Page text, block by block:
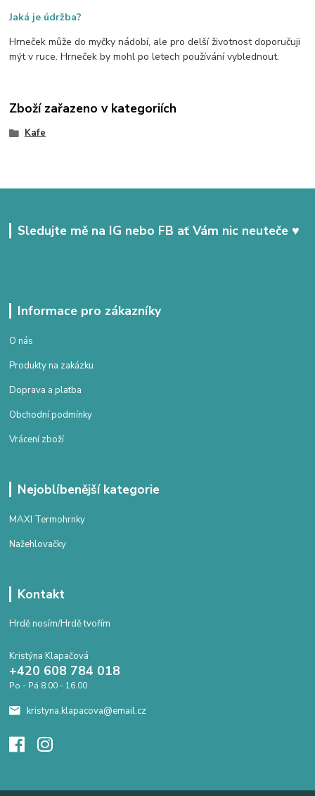
Jaká je údržba?
Hrneček může do myčky nádobí, ale pro delší životnost doporučuji
mýt v ruce. Hrneček by mohl po letech používání vyblednout.
Zboží zařazeno v kategoriích
Kafe
Sledujte mě na IG nebo FB ať Vám nic neuteče ♥
Informace pro zákazníky
O nás
Produkty na zakázku
Doprava a platba
Obchodní podmínky
Vrácení zboží
Nejoblíbenější kategorie
MAXI Termohrnky
Nažehlovačky
Kontakt
Hrdě nosím/Hrdě tvořím
Kristýna Klapačová
+420 608 784 018
Po - Pá 8.00 - 16.00
kristyna.klapacova@email.cz